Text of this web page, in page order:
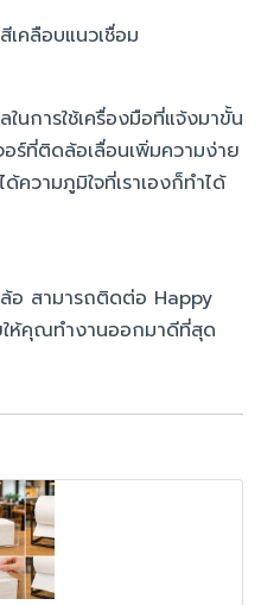
เคลือบแนวเชื่อม
นการใช้เครื่องมือที่แจ้งมาขั้น
ร์ที่ติดล้อเลื่อนเพิ่มความง่าย
ความภูมิใจที่เราเองก็ทำได้
อ สามารถติดต่อ Happy
ให้คุณทำงานออกมาดีที่สุด